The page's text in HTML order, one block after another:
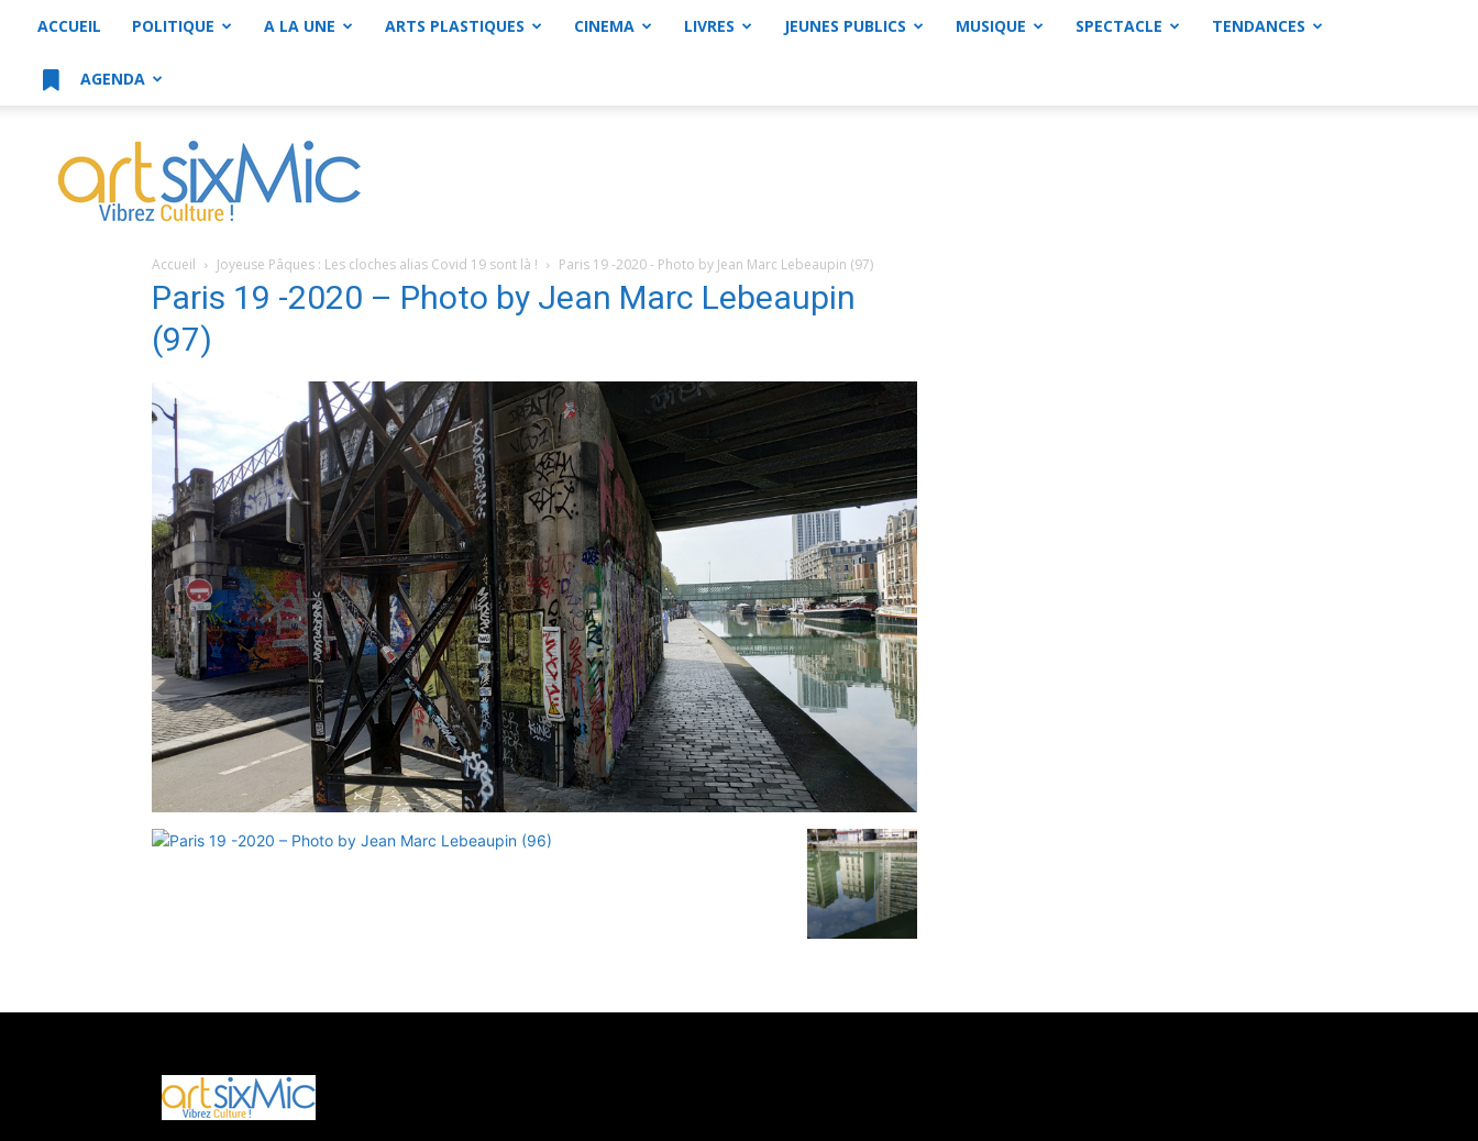
ACCUEIL POLITIQUE A LA UNE ARTS PLASTIQUES CINEMA LIVRES JEUNES PUBLICS MUSIQUE SPECTACLE TENDANCES
AGENDA
artsixMic
Accueil Joyeuse Pâques : Les cloches alias Covid 19 sont là ! Paris 19 -2020 - Photo by Jean Marc Lebeaupin (97)
Paris 19 -2020 – Photo by Jean Marc Lebeaupin
(97)